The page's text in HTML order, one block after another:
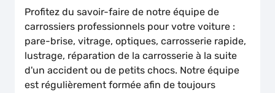
Profitez du savoir-faire de notre équipe de
carrossiers professionnels pour votre voiture :
pare-brise, vitrage, optiques, carrosserie rapide,
lustrage, réparation de la carrosserie à la suite
d'un accident ou de petits chocs. Notre équipe
est régulièrement formée afin de toujours